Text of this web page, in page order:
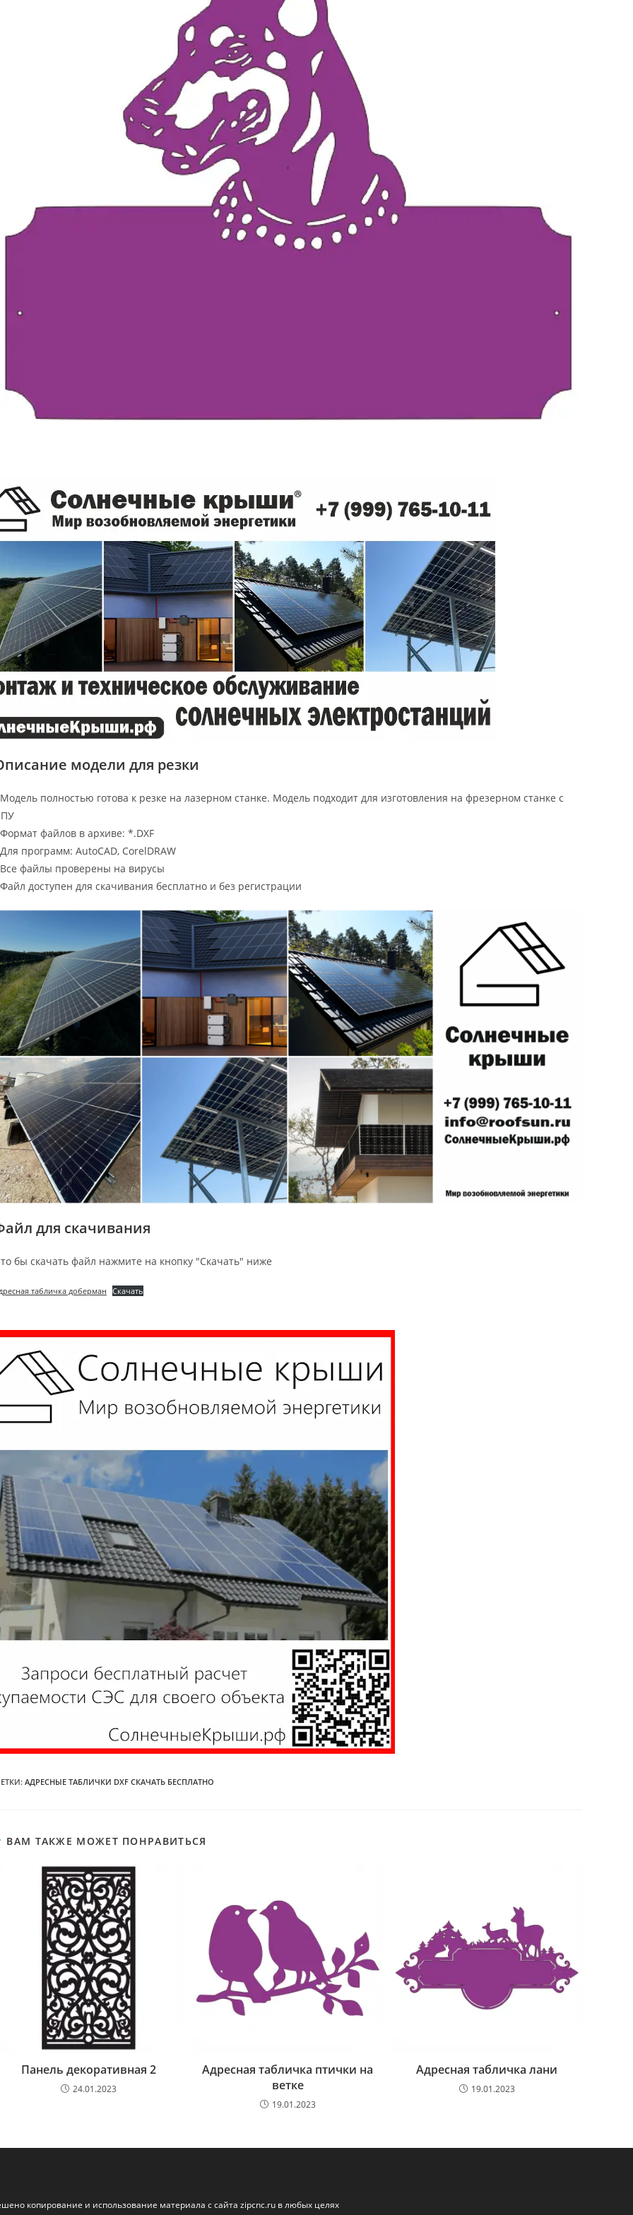
модели для резки
полностью готова к резке на лазерном станке. Модель подходит для изготовления на фрезерном станке с
файлов в архиве: *.DXF
программ: AutoCAD, CorelDRAW
файлы проверены на вирусы
доступен для скачивания бесплатно и без регистрации
для скачивания
бы скачать файл нажмите на кнопку "Скачать" ниже
табличка доберман Скачать
: АДРЕСНЫЕ ТАБЛИЧКИ DXF СКАЧАТЬ БЕСПЛАТНО
ВАМ ТАКЖЕ МОЖЕТ ПОНРАВИТЬСЯ
Панель декоративная 2
24.01.2023
Адресная табличка птички на
ветке
19.01.2023
Адресная табличка лани
19.01.2023
копирование и использование материала с сайта zipcnc.ru в любых целях